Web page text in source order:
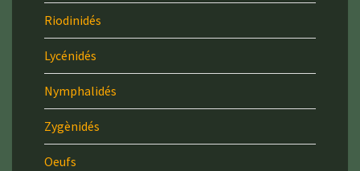
Riodinidés
Lycénidés
Nymphalidés
Zygènidés
Oeufs